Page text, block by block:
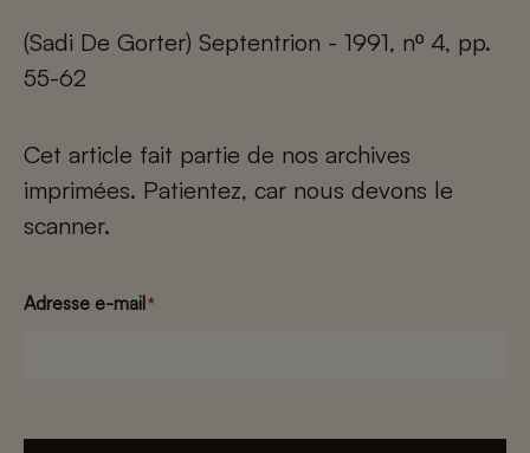
(Sadi De Gorter) Septentrion - 1991, nº 4, pp.
55-62
Cet article fait partie de nos archives
imprimées. Patientez, car nous devons le
scanner.
Adresse e-mail*